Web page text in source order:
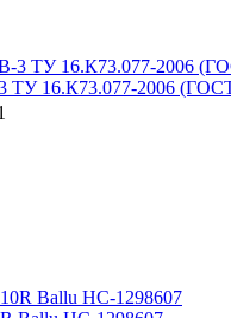
16.К73.077-2006